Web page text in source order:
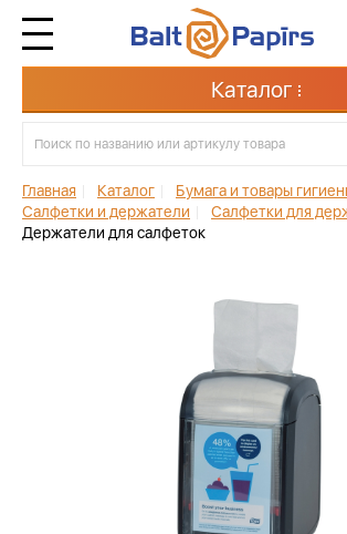
Каталог
Главная Каталог Бумага и товары
Салфетки и держатели
Салфетки для
Держатели для салфеток